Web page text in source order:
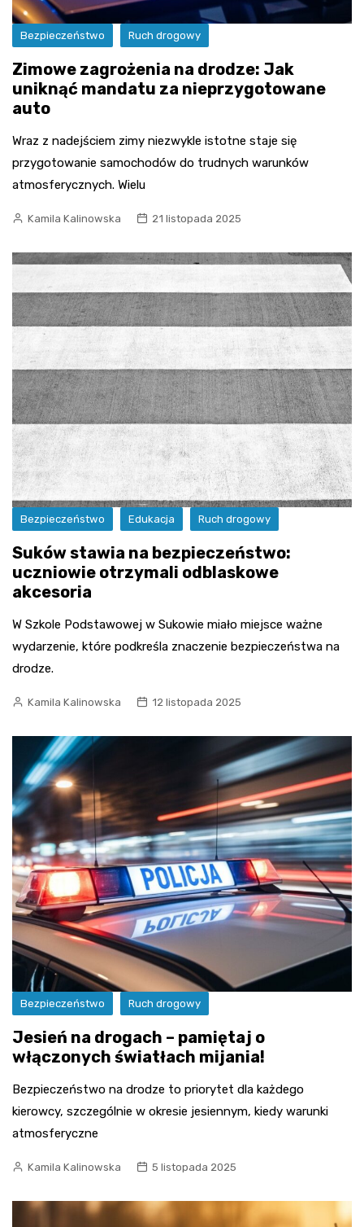
Bezpieczeństwo Ruch drogowy
Zimowe zagrożenia na drodze: Jak
uniknąć mandatu za nieprzygotowane
auto
Wraz z nadejściem zimy niezwykle istotne staje się
przygotowanie samochodów do trudnych warunków
atmosferycznych. Wielu
Kamila Kalinowska 21 listopada 2025
Bezpieczeństwo Edukacja Ruch drogowy
Suków stawia na bezpieczeństwo:
uczniowie otrzymali odblaskowe
akcesoria
W Szkole Podstawowej w Sukowie miało miejsce ważne
wydarzenie, które podkreśla znaczenie bezpieczeństwa na
drodze.
Kamila Kalinowska 12 listopada 2025
Bezpieczeństwo Ruch drogowy
Jesień na drogach – pamiętaj o
włączonych światłach mijania!
Bezpieczeństwo na drodze to priorytet dla każdego
kierowcy, szczególnie w okresie jesiennym, kiedy warunki
atmosferyczne
Kamila Kalinowska 5 listopada 2025